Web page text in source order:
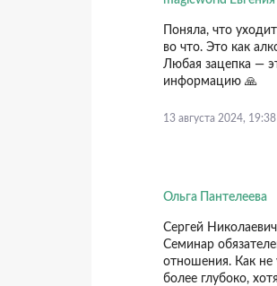
Поняла, что
во что. Это как
Любая зацепка —
информацию 🙏
13 августа 2024, 19:38
Ольга Пантелеева
Сергей
Семинар
отношения. Как не
более глубоко,